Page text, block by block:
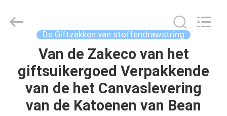
PRODUCTEN
Copyright
giftpackingboxes.com.
Reserved.
Developed
De Giftzakken van stoffendrawstring
Van de Zakeco van het
giftsuikergoed Verpakkende
van de het Canvaslevering
van de Katoenen van Bean